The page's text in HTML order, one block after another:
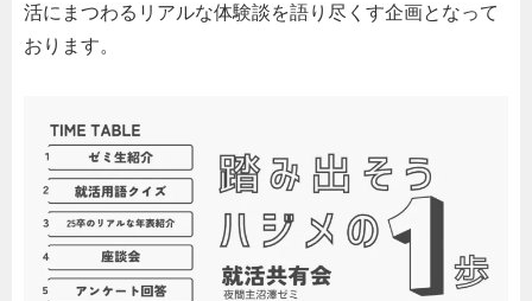
活にまつわるリアルな体験談を語り尽くす企画となって
おります。